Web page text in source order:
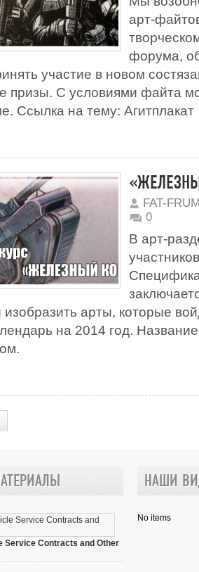
арт-
форума,
участие в новом
призы. С условиями файта
Ссылка на тему: Агитплакат
FAT-
0
В арт-
арты, которые
на 2014 год.
Service Contracts and Other
НАШИ
No items